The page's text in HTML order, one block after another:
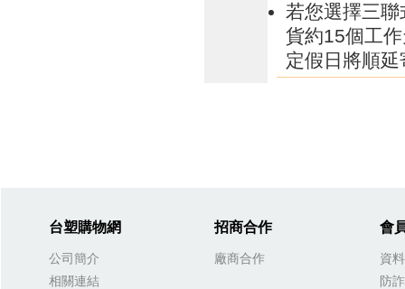
若您選擇三
貨約15個工
定假日將順延
台塑購物網
公司簡介
相關連結
招商合作
廠商合作
會
資
防